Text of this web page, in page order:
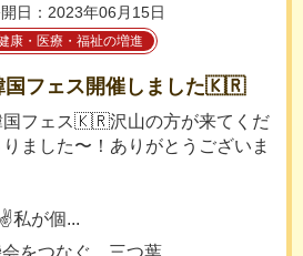
日：2023年06月15日
康・医療・福祉の増進
国フェス開催しました🇰🇷
国フェス🇰🇷沢山の方が来てくだ
りました〜！ありがとうございま
私が個...
をつなぐ 三つ葉